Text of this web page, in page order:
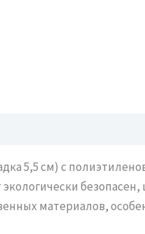
5,5 см) с
экологически
материалов,